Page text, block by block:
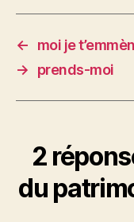
b
o
o
k
←
moi je
→
prends-moi
2
du